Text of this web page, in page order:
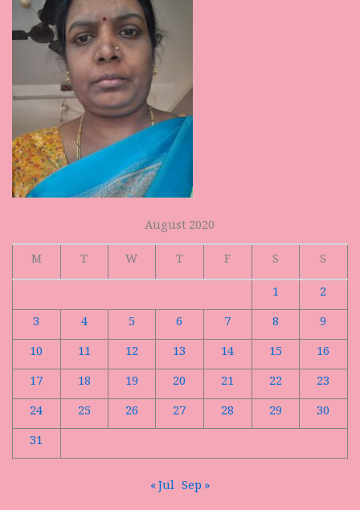
August 2020
M
T W T F S
S
1
2
3
4 5 6 7 8
9
10
11 12 13 14 15
16
17
18 19 20 21 22
23
24
25 26 27 28 29
30
31
« Jul Sep »